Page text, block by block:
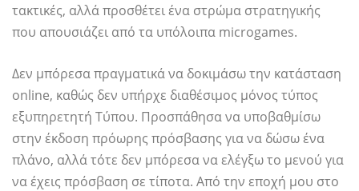
τακτικές, αλλά προσθέτει ένα στρώμα στρατηγικής
που απουσιάζει από τα υπόλοιπα microgames.
Δεν μπόρεσα πραγματικά να δοκιμάσω την κατάσταση
online, καθώς δεν υπήρχε διαθέσιμος μόνος τύπος
εξυπηρετητή Τύπου. Προσπάθησα να υποβαθμίσω
στην έκδοση πρόωρης πρόσβασης για να δώσω ένα
πλάνο, αλλά τότε δεν μπόρεσα να ελέγξω το μενού για
να έχεις πρόσβαση σε τίποτα. Από την εποχή μου στο